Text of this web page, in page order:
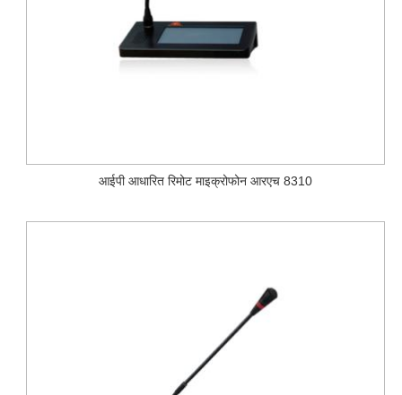
आईपी ​​आधारित रिमोट माइक्रोफोन आरएच 8310